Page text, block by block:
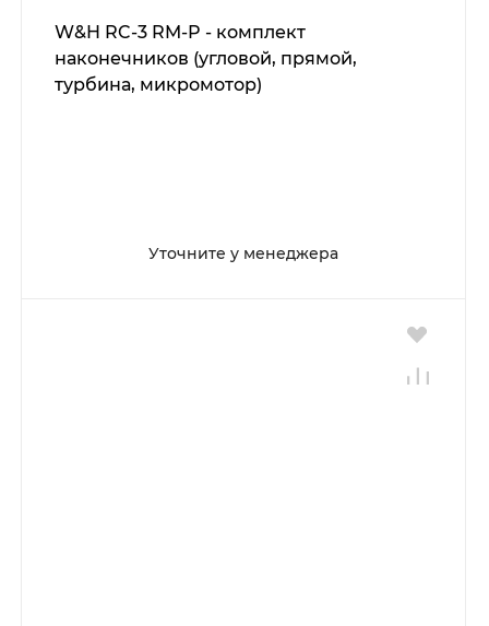
W&H RC-3 RM-P - комплект
наконечников (угловой, прямой,
турбина, микромотор)
Уточните у менеджера